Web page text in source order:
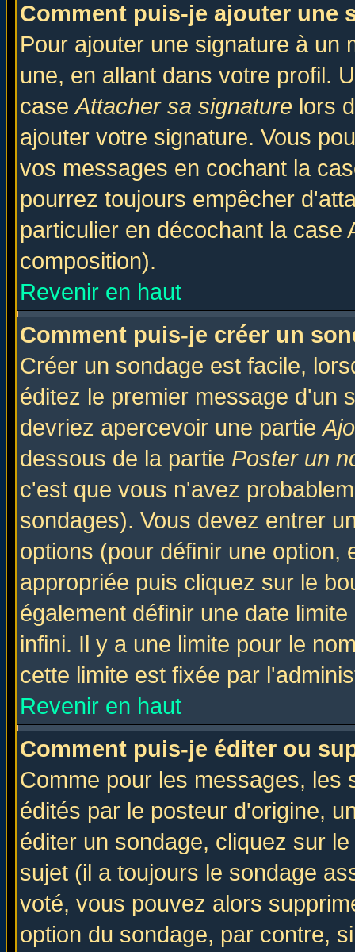
Comment puis-je ajouter une
Pour ajouter une signature à un
une, en allant dans votre profil.
caseAttacher sa signature lors
ajouter votre signature. Vous
vos messages en cochant la
pourrez toujours empêcher
particulier en décochant la
composition).
Revenir en haut
Comment puis-je créer un
Créer un sondage est facile,
éditez le premier message d'un
devriez apercevoir une partie
dessous de la partie Poster un
c'est que vous n'avez
sondages). Vous devez entrer
options (pour définir une option,
appropriée puis cliquez sur le
également définir une date
infini. Il y a une limite pour le
cette limite est fixée par
Revenir en haut
Comment puis-je éditer ou
Comme pour les messages, les
édités par le posteur d'origine,
éditer un sondage, cliquez sur
sujet (il a toujours le sondage
voté, vous pouvez alors
option du sondage, par contre,